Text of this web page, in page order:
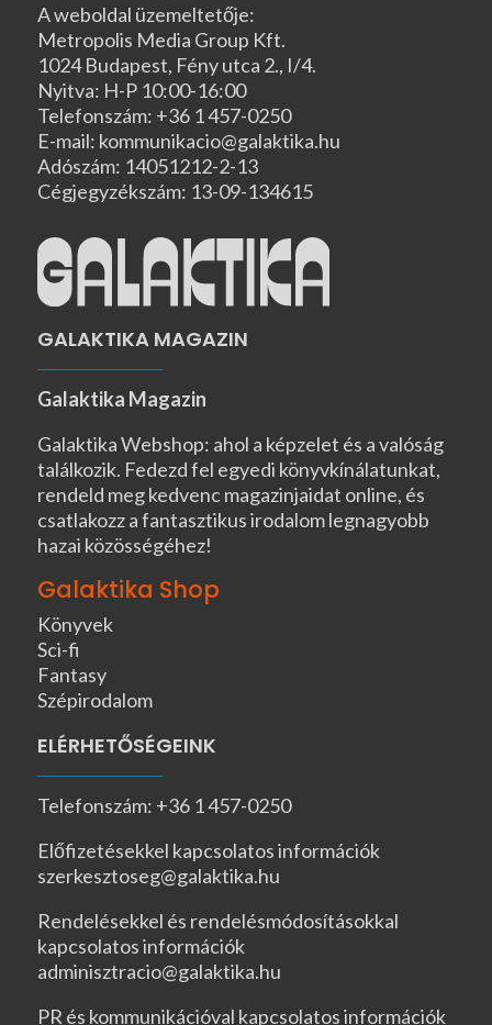
A weboldal üzemeltetője:
Metropolis Media Group Kft.
1024 Budapest, Fény utca 2., I/4.
Nyitva: H-P 10:00-16:00
Telefonszám: +36 1 457-0250
E-mail: kommunikacio@galaktika.hu
Adószám: 14051212-2-13
Cégjegyzékszám: 13-09-134615
GALAKTIKA MAGAZIN
Galaktika Magazin
Galaktika Webshop: ahol a képzelet és a valóság
találkozik. Fedezd fel egyedi könyvkínálatunkat,
rendeld meg kedvenc magazinjaidat online, és
csatlakozz a fantasztikus irodalom legnagyobb
hazai közösségéhez!
Galaktika Shop
Könyvek
Sci-fi
Fantasy
Szépirodalom
ELÉRHETŐSÉGEINK
Telefonszám: +36 1 457-0250
Előfizetésekkel kapcsolatos információk
szerkesztoseg@galaktika.hu
Rendelésekkel és rendelésmódosításokkal
kapcsolatos információk
adminisztracio@galaktika.hu
PR és kommunikációval kapcsolatos információk